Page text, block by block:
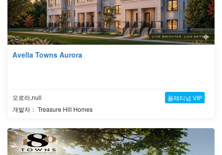
Avella Towns Aurora
오로라,null
개발자： Treasure Hill Homes
플래티넘 VIP